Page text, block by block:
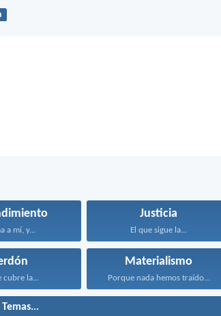
a mí, y...
Justicia
El que sigue la...
cubre la...
Materialismo
Porque nada hemos traído...
Temas...